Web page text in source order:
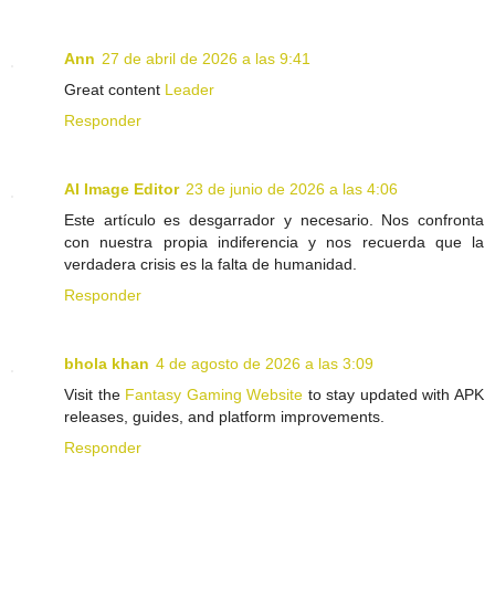
Ann 27 de abril de 2026 a las 9:41
Great content Leader
Responder
AI Image Editor 23 de junio de 2026 a las 4:06
Este artículo es desgarrador y necesario. Nos confronta
con nuestra propia indiferencia y nos recuerda que la
verdadera crisis es la falta de humanidad.
Responder
bhola khan 4 de agosto de 2026 a las 3:09
Visit the Fantasy Gaming Website to stay updated with APK
releases, guides, and platform improvements.
Responder